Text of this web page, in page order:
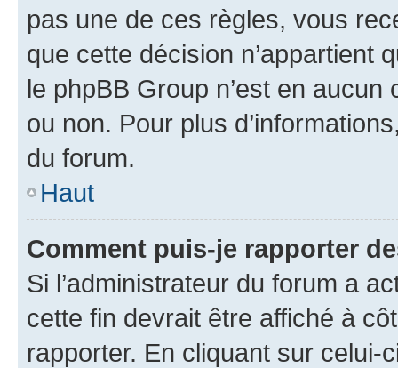
pas une de ces règles, vous
que cette décision n’appartient
le phpBB Group n’est en
ou non. Pour plus
du forum.
Haut
Comment puis-je rapporter
Si l’administrateur du forum a
cette fin devrait être affiché à
rapporter. En cliquant sur